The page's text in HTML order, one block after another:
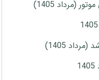
(مرداد 1405)
1405)